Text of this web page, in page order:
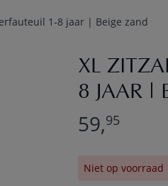
1-8 jaar | Beige zand
XL
8 JAAR |
59,95
Niet op voorraad